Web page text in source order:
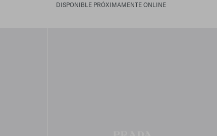
DISPONIBLE PRÓXIMAMENTE ONLINE